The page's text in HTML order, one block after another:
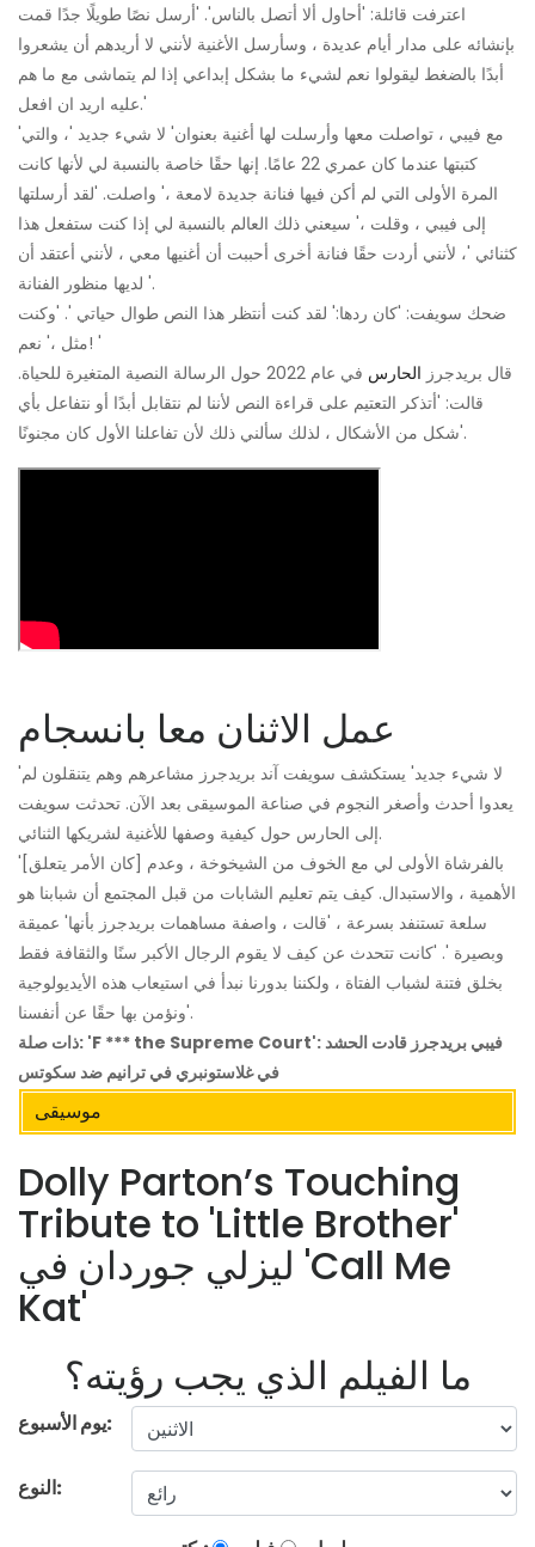
اعترفت قائلة: 'أحاول ألا أتصل بالناس'. 'أرسل نصًا طويلًا جدًا قمت
بإنشائه على مدار أيام عديدة ، وسأرسل الأغنية لأنني لا أريدهم أن يشعروا
أبدًا بالضغط ليقولوا نعم لشيء ما بشكل إبداعي إذا لم يتماشى مع ما هم
عليه اريد ان افعل.'
'مع فيبي ، تواصلت معها وأرسلت لها أغنية بعنوان' لا شيء جديد '، والتي
كتبتها عندما كان عمري 22 عامًا. إنها حقًا خاصة بالنسبة لي لأنها كانت
المرة الأولى التي لم أكن فيها فنانة جديدة لامعة ،' واصلت. 'لقد أرسلتها
إلى فيبي ، وقلت ،' سيعني ذلك العالم بالنسبة لي إذا كنت ستفعل هذا
كثنائي '، لأنني أردت حقًا فنانة أخرى أحببت أن أغنيها معي ، لأنني أعتقد أن
لديها منظور الفنانة '.
ضحك سويفت: 'كان ردها:' لقد كنت أنتظر هذا النص طوال حياتي '. 'وكنت
مثل ،' نعم! '
قال بريدجرز الحارس
في عام 2022 حول الرسالة النصية المتغيرة للحياة.
قالت: 'أتذكر التعتيم على قراءة النص لأننا لم نتقابل أبدًا أو نتفاعل بأي
شكل من الأشكال ، لذلك سألني ذلك لأن تفاعلنا الأول كان مجنونًا'.
عمل الاثنان معا بانسجام
'لا شيء جديد' يستكشف سويفت آند بريدجرز مشاعرهم وهم يتنقلون لم
يعدوا أحدث وأصغر النجوم في صناعة الموسيقى بعد الآن. تحدثت سويفت
إلى الحارس حول كيفية وصفها للأغنية لشريكها الثنائي.
'[كان الأمر يتعلق] بالفرشاة الأولى لي مع الخوف من الشيخوخة ، وعدم
الأهمية ، والاستبدال. كيف يتم تعليم الشابات من قبل المجتمع أن شبابنا هو
سلعة تستنفد بسرعة ، 'قالت ، واصفة مساهمات بريدجرز بأنها' عميقة
وبصيرة '. 'كانت تتحدث عن كيف لا يقوم الرجال الأكبر سنًا والثقافة فقط
بخلق فتنة لشباب الفتاة ، ولكننا بدورنا نبدأ في استيعاب هذه الأيديولوجية
ونؤمن بها حقًا عن أنفسنا'.
ذات صلة: 'F *** the Supreme Court': فيبي بريدجرز قادت الحشد
في غلاستونبري في ترانيم ضد سكوتس
موسيقى
Dolly Parton’s Touching
Tribute to 'Little Brother'
ليزلي جوردان في 'Call Me
Kat'
ما الفيلم الذي يجب رؤيته؟
يوم الأسبوع:
النوع: